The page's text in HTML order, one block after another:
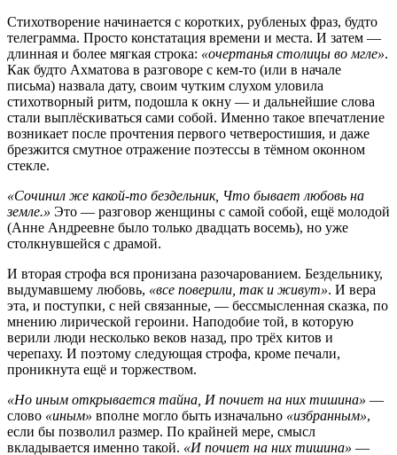
Стихотворение начинается с коротких, рубленых фраз, будто
телеграмма. Просто констатация времени и места. И затем —
длинная и более мягкая строка: «очертанья столицы во мгле».
Как будто Ахматова в разговоре с кем-то (или в начале
письма) назвала дату, своим чутким слухом уловила
стихотворный ритм, подошла к окну — и дальнейшие слова
стали выплёскиваться сами собой. Именно такое впечатление
возникает после прочтения первого четверостишия, и даже
брезжится смутное отражение поэтессы в тёмном оконном
стекле.
«Сочинил же какой-то бездельник, Что бывает любовь на
земле.» Это — разговор женщины с самой собой, ещё молодой
(Анне Андреевне было только двадцать восемь), но уже
столкнувшейся с драмой.
И вторая строфа вся пронизана разочарованием. Бездельнику,
выдумавшему любовь, «все поверили, так и живут». И вера
эта, и поступки, с ней связанные, — бессмысленная сказка, по
мнению лирической героини. Наподобие той, в которую
верили люди несколько веков назад, про трёх китов и
черепаху. И поэтому следующая строфа, кроме печали,
проникнута ещё и торжеством.
«Но иным открывается тайна, И почиет на них тишина» —
слово «иным» вполне могло быть изначально «избранным»,
если бы позволил размер. По крайней мере, смысл
вкладывается именно такой. «И почиет на них тишина» —